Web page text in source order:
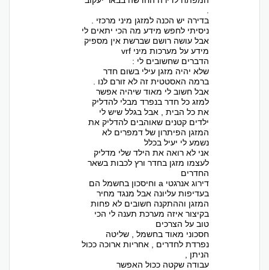
בדירה יש הכנה למזגן מיני מרכזי .
ניסיתי לחפש מידע מה הכי יתאים לי
אבל עושה רושם שברשת אין מספיק
מידע על מערכות מיני vrf
הדברים שחשובים לי :
שלא יהיה מזגן עילי בשום חדר
ברמה האסטטית זה לא זורם לנו .
אבל חשוב לי מאוד שיהיה אפשר
למזג כל חדר בנפרד מבלי להדליק
את כל הבית , אבל בגלל שיש לי
ילדים קטנים שאוהבים להדליק את
המזגן הפיתרון של דמפרים לא
נשמע לי יעיל בכלל
אני לא רואה את הילד שלי מדליק
לעצמו מזגן בחדר ורץ לכבות בשאר
החדרים
דירוג אנרגטי a וחיסכון בחשמל הם
בעדיפות עליונה אבל מנגד מחיר
המזגן וההתקנה חשובים לא פחות
בקיצור איזה מערכת תענה לי הכי
טוב על הצרכים
חסכוני מאוד בחשמל , שליטה
נפרדת לחדרים , אחריות ארוכה ככול
הניתן ,
עבודה שקטה ככול האפשר